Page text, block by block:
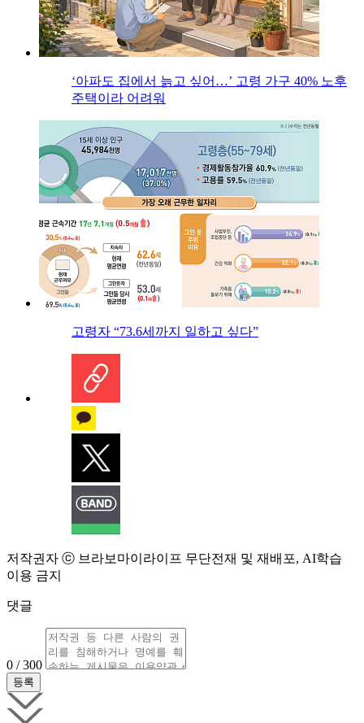
‘아파도 집에서 늙고 싶어…’ 고령 가구 40% 노후
주택이라 어려워
고령자 “73.6세까지 일하고 싶다”
저작권자 ⓒ 브라보마이라이프 무단전재 및 재배포, AI학습
이용 금지
댓글
0 / 300